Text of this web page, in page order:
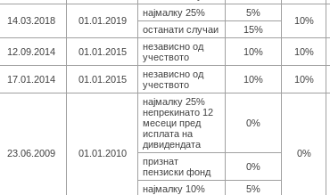
14.03.2018 01.01.2019
најмалку 25% 5%
10%
останати случаи
15%
12.09.2014 01.01.2015
независно од
учеството
10% 10%
17.01.2014 01.01.2015
независно од
учеството
10% 10%
23.06.2009 01.01.2010
најмалку 25%
непрекинато 12
месеци пред
исплата на
дивидендата
0%
0%
признат
пензиски фонд
0%
најмалку 10%
5%